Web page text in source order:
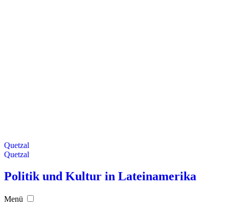
Quetzal
Quetzal
Politik und Kultur in Lateinamerika
Menü